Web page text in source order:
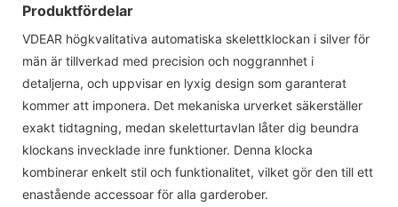
Produktfördelar
VDEAR högkvalitativa automatiska skelettklockan i silver för
män är tillverkad med precision och noggrannhet i
detaljerna, och uppvisar en lyxig design som garanterat
kommer att imponera. Det mekaniska urverket säkerställer
exakt tidtagning, medan skeletturtavlan låter dig beundra
klockans invecklade inre funktioner. Denna klocka
kombinerar enkelt stil och funktionalitet, vilket gör den till ett
enastående accessoar för alla garderober.